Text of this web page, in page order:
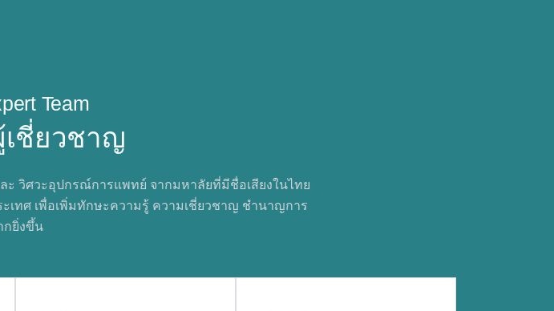
Team
ชี่ยวชาญ
วิศวะอุปกรณ์การแพทย์ จากมหาลัยที่มีชื่อเสียงในไทย
เทศ เพื่อเพิ่มทักษะความรู้ ความเชี่ยวชาญ ชำนาญการ
กยิ่งขึ้น